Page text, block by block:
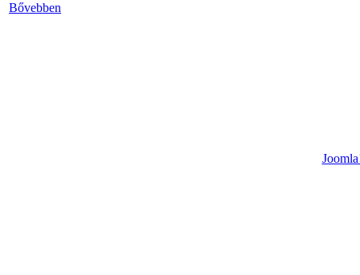
Bővebben